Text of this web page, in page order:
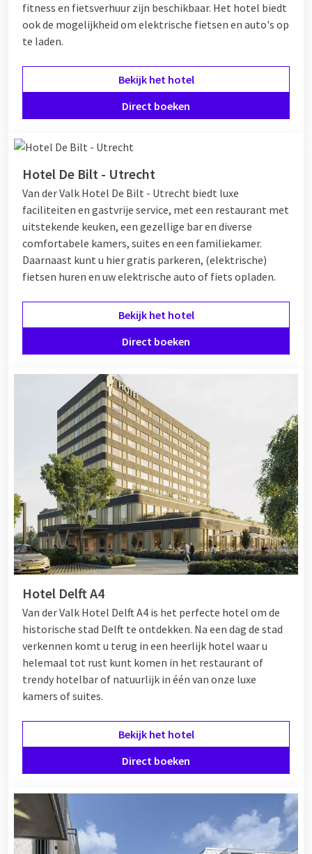
fitness en fietsverhuur zijn beschikbaar. Het hotel biedt
ook de mogelijkheid om elektrische fietsen en auto's op
te laden.
Bekijk het hotel
Direct boeken
Hotel De Bilt - Utrecht
Van der Valk Hotel De Bilt - Utrecht biedt luxe
faciliteiten en gastvrije service, met een restaurant met
uitstekende keuken, een gezellige bar en diverse
comfortabele kamers, suites en een familiekamer.
Daarnaast kunt u hier gratis parkeren, (elektrische)
fietsen huren en uw elektrische auto of fiets opladen.
Bekijk het hotel
Direct boeken
Hotel Delft A4
Van der Valk Hotel Delft A4 is het perfecte hotel om de
historische stad Delft te ontdekken. Na een dag de stad
verkennen komt u terug in een heerlijk hotel waar u
helemaal tot rust kunt komen in het restaurant of
trendy hotelbar of natuurlijk in één van onze luxe
kamers of suites.
Bekijk het hotel
Direct boeken